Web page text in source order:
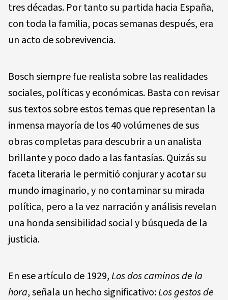
tres décadas. Por tanto su partida hacia España,
con toda la familia, pocas semanas después, era
un acto de sobrevivencia.
Bosch siempre fue realista sobre las realidades
sociales, políticas y económicas. Basta con revisar
sus textos sobre estos temas que representan la
inmensa mayoría de los 40 volúmenes de sus
obras completas para descubrir a un analista
brillante y poco dado a las fantasías. Quizás su
faceta literaria le permitió conjurar y acotar su
mundo imaginario, y no contaminar su mirada
política, pero a la vez narración y análisis revelan
una honda sensibilidad social y búsqueda de la
justicia.
En ese artículo de 1929,Los dos caminos de la
hora, señala un hecho significativo:Los gestos de